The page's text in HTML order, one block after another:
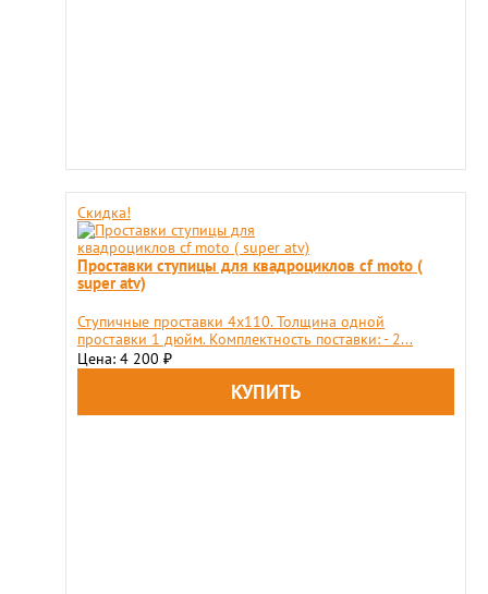
Скидка!
Проставки ступицы для квадроциклов cf moto (
super atv)
Ступичные проставки 4х110. Толщина одной
проставки 1 дюйм. Комплектность поставки: - 2...
Цена: 4 200 ₽